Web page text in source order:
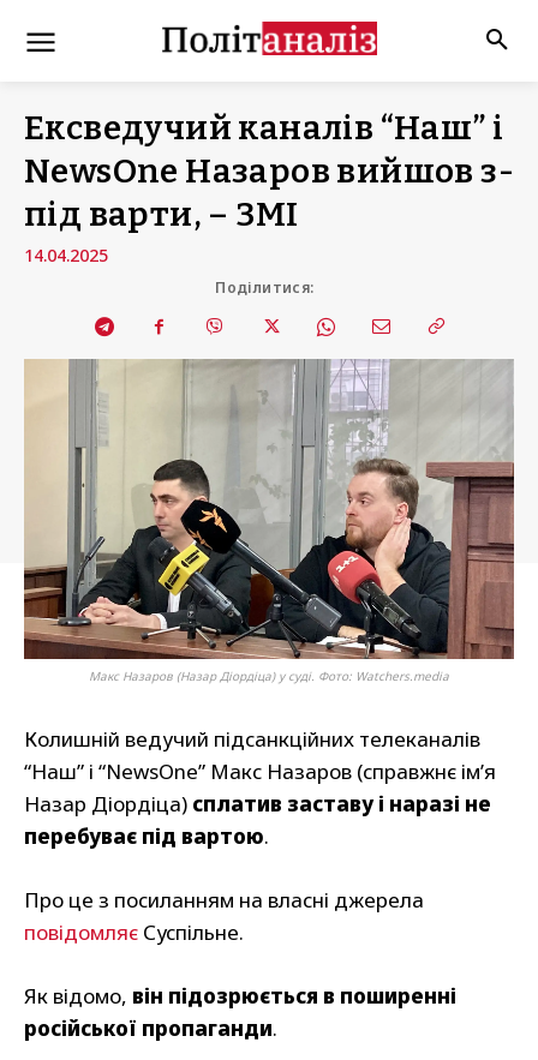
Ексведучий каналів “Наш” і
NewsOne Назаров вийшов з-
під варти, – ЗМІ
14.04.2025
Поділитися:
Макс Назаров (Назар Діордіца) у суді. Фото: Watchers.media
Колишній ведучий підсанкційних телеканалів
“Наш” і “NewsOne” Макс Назаров (справжнє ім’я
Назар Діордіца) сплатив заставу і наразі не
перебуває під вартою.
Про це з посиланням на власні джерела
повідомляє Суспільне.
Як відомо, він підозрюється в поширенні
російської пропаганди.